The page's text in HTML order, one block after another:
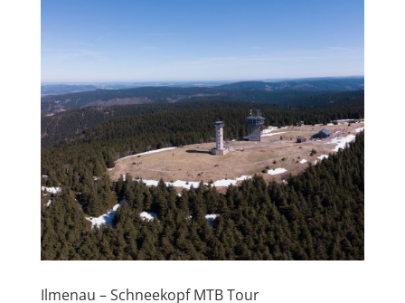
Ilmenau – Schneekopf MTB Tour